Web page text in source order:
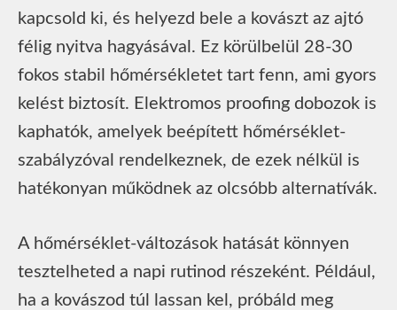
kapcsold ki, és helyezd bele a kovászt az ajtó
félig nyitva hagyásával. Ez körülbelül 28-30
fokos stabil hőmérsékletet tart fenn, ami gyors
kelést biztosít. Elektromos proofing dobozok is
kaphatók, amelyek beépített hőmérséklet-
szabályzóval rendelkeznek, de ezek nélkül is
hatékonyan működnek az olcsóbb alternatívák.
A hőmérséklet-változások hatását könnyen
tesztelheted a napi rutinod részeként. Például,
ha a kovászod túl lassan kel, próbáld meg